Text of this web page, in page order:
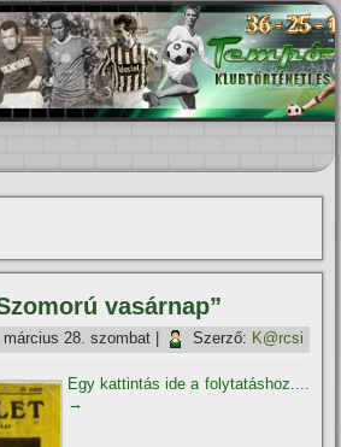
vasárnap”
március 28. szombat Szerző: K@rcsi
Egy kattintás ide a folytatáshoz....
→